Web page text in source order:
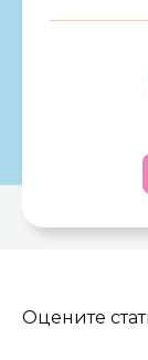
Оцените